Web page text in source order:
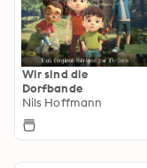
Wir sind die
Dorfbande
Nils Hoffmann